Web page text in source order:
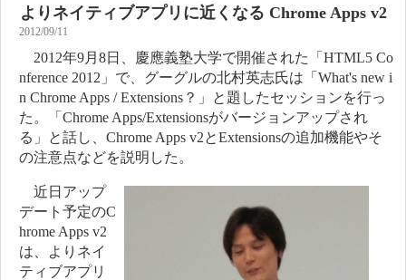
よりネイティブアプリに近くなる Chrome Apps v2
2012/09/11
2012年9月8日、慶應義塾大学で開催された「HTML5 Co
nference 2012」で、グーグルの北村英志氏は「What's new i
n Chrome Apps / Extensions？」と題したセッションを行っ
た。「Chrome Apps/Extensionsがバージョンアップされ
る」と話し、Chrome Apps v2とExtensionsの追加機能やそ
の注意点などを説明した。
近日アップ
デート予定のC
hrome Apps v2
は、よりネイ
ティブアプリ